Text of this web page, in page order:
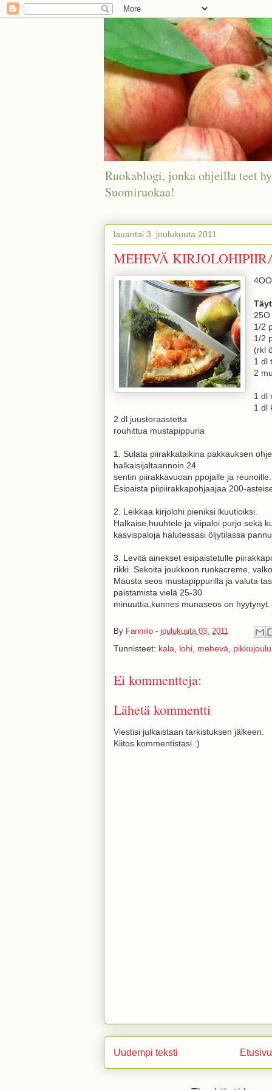
Ruokablogi, jonka ohjeilla teet
Suomiruokaa!
lauantai 3. joulukuuta 2011
MEHEVÄ
1/2
1/2
(rkl
1 dl
2
1 dl
1 dl
2 dl juustoraastetta
rouhittua mustapippuria
1. Sulata piirakkataikina pakkauksen
halkaisijaltaannoin 24
sentin piirakkavuoan ppojalle ja reunoille.
Esipaista piipiirakkapohjaajaa 200-
2. Leikkaa kirjolohi pieniksi lkuutioiksi.
Halkaise,huuhtele ja viipaloi purjo sekä
kasvispaloja halutessasi öljytilassa
3. Levitä ainekset esipaistetulle
rikki. Sekoita joukkoon ruokacreme,
Mausta seos mustapippurilla ja valuta
paistamista vielä 25-30
minuuttia,kunnes munaseos on hyytynyt.
By Fanniilo - joulukuuta 03, 2011
Tunnisteet: kala lohi mehevä pikkujoulu
Ei kommentteja:
Lähetä kommentti
Viestisi julkaistaan tarkistuksen jälkeen.
Kiitos kommentistasi :)
Uudempi teksti Etusivu